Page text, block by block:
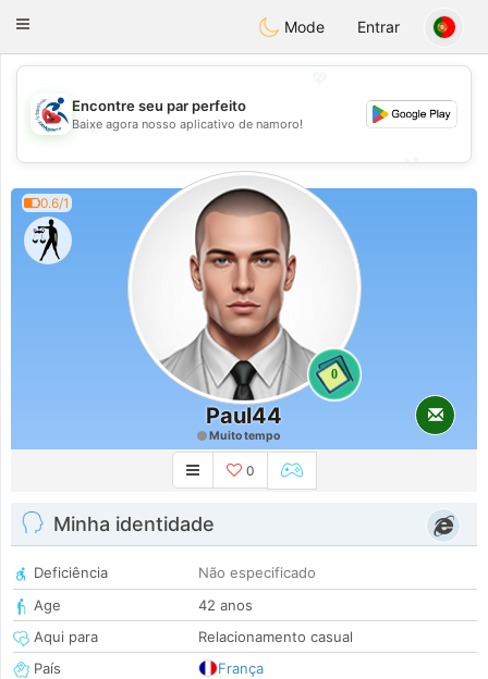
Handi Space
Toggle
Mode Entrar
💖
💕
💕
Encontre seu par perfeito
Baixe agora nosso aplicativo de namoro!
0.6/1
0
Paul44
Muito tempo
0
Minha identidade
Deficiência
Não especificado
Age
42 anos
Aqui para
Relacionamento casual
País
França